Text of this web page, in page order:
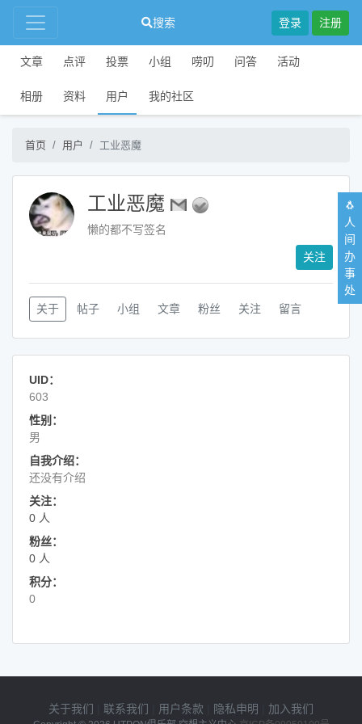
搜索 登录 注册
文章 点评 投票 小组 唠叨 问答 活动
相册 资料 用户 我的社区
首页 用户 工业恶魔
工业恶魔
懒的都不写签名
关注
关于 帖子 小组 文章 粉丝 关注 留言
UID：
603
性别：
男
自我介绍：
还没有介绍
关注：
0 人
粉丝：
0 人
积分：
0
关于我们 联系我们 用户条款 隐私申明 加入我们
🐧
人
间
办
事
处